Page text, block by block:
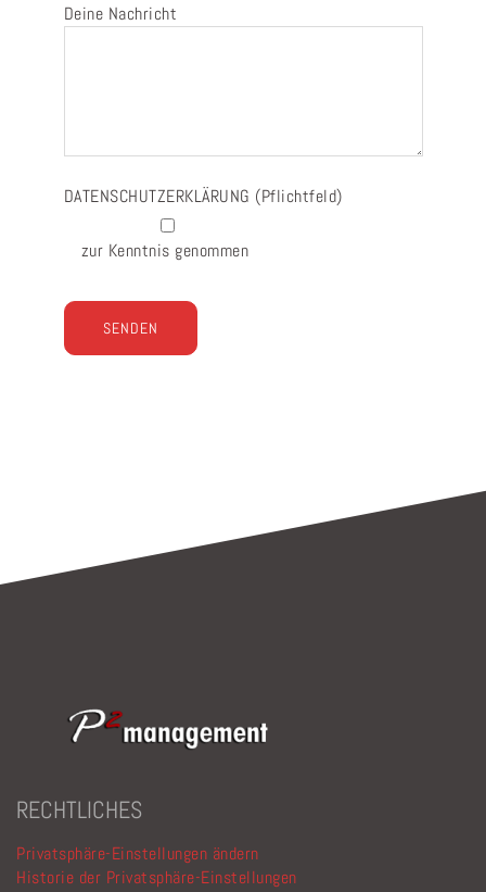
Deine Nachricht
DATENSCHUTZERKLÄRUNG (Pflichtfeld)
zur Kenntnis genommen
RECHTLICHES
Privatsphäre-Einstellungen ändern
Historie der Privatsphäre-Einstellungen